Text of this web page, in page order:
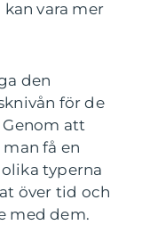
vara mer
den
för de
att
få en
typerna
över tid och
med dem.